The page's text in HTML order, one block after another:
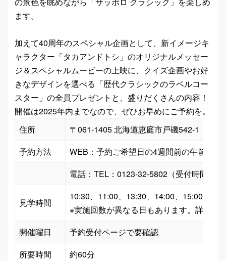
ます。
加えて40周年のスペシャル企画として、新イメージキ
ャラクター「タカアンドトシ」のオリジナルメッセー
ジ＆スペシャルムービーの上映に、クイズ企画やお好
きなデザインを選べる「歴代クラシックのラベルコー
スター」の全員プレゼントと、盛りだくさんの内容！
開催は2025年内までなので、ぜひお早めにご予約を。
住所
〒061-1405 北海道恵庭市戸磯542-1
予約方法
WEB：予約ご希望日の4週間前の午前8時
電話：TEL：0123-32-5802（受付時間
見学時間
10:30、11:00、13:30、14:00、15:00
※実施回数が異なる日もあります。詳しい
開催曜日
予約受付ページで要確認
所要時間
約60分